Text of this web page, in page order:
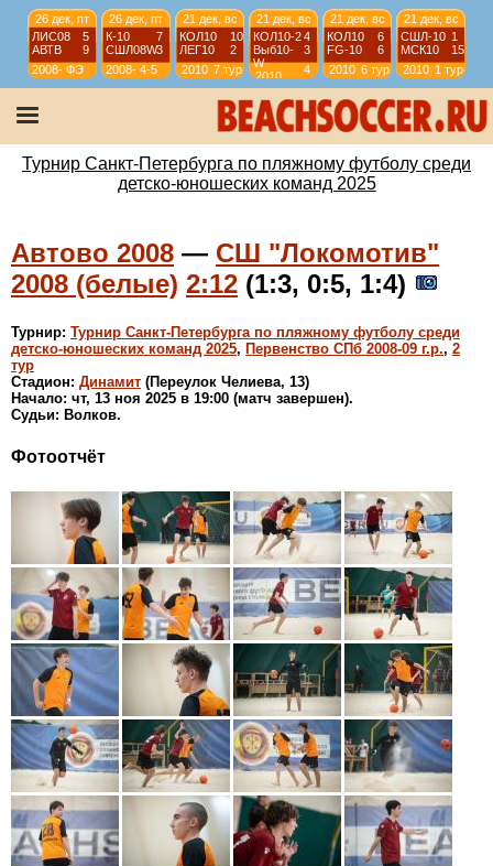
26 дек, пт
ЛИС08
5
АВТВ
9
2008-
2009
ФЭ
26 дек, пт
К-10
7
СШЛ08W3
2008-
2009
4-5
21 дек, вс
КОЛ10
10
ЛЕГ10
2
2010 7 тур
21 дек, вс
КОЛ10-24
Выб10-
W
3
2010
4
тур
21 дек, вс
КОЛ10
6
FG-10
6
2010 6 тур
21 дек, вс
СШЛ-10 1
МСК10
15
2010 1 тур
21 дек, вс
ВЫБ13R 2
МСК13
6
21 дек, вс
СЕСТ14
5
ЗЕН15
3
21 дек, вс
К-14(2)
4
КОЛ-14
12
Турнир Санкт-Петербурга по пляжному футболу среди
детско-юношеских команд 2025
Автово 2008 — СШ "Локомотив"
2008 (белые) 2:12 (1:3, 0:5, 1:4)
Турнир: Турнир Санкт-Петербурга по пляжному футболу среди
детско-юношеских команд 2025, Первенство СПб 2008-09 г.р., 2
тур
Стадион: Динамит (Переулок Челиева, 13)
Начало: чт, 13 ноя 2025 в 19:00 (матч завершен).
Судьи: Волков.
Фотоотчёт